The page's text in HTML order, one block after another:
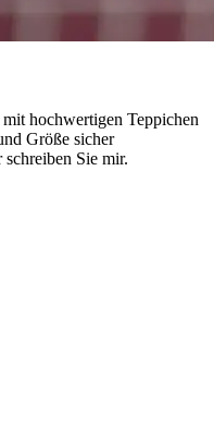
hochwertigen Teppichen
Größe sicher
Sie mir.